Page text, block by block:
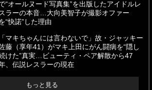
“オールヌード写真集”を出版したアイドルレ
ラーの本音…大向美智子が撮影オファー
“快諾”した理由
「マキちゃんには言わないで」故・ジャッキー
藤（享年41）がマキ上田にがん闘病を“隠し
けた”真実…ビューティ・ペア解散から47
、伝説レスラーの現在
もっと見る